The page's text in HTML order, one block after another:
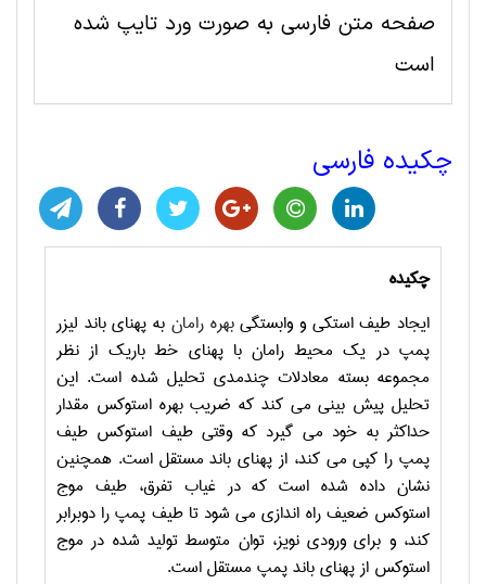
صفحه متن فارسی به صورت ورد تایپ شده
است
چکیده فارسی
چکیده
ایجاد طیف استکی و وابستگیبهره رامان به پهنای باند لیزر
پمپ در یک محیط رامان با پهنای خط باریک از نظر
مجموعه بسته معادلات چندمدی تحلیل شده است. این
تحلیل پیش بینی می کند که ضریب بهره استوکس مقدار
حداکثر به خود می گیرد که وقتی طیف استوکس طیف
پمپ را کپی می کند، از پهنای باند مستقل است. همچنین
نشان داده شده است که در غیاب تفرق، طیف موج
استوکس ضعیف راه اندازی می شود تا طیف پمپ را دوبرابر
کند، و برای ورودی نویز، توان متوسط تولید شده در موج
استوکس از پهنای باند پمپ مستقل است.